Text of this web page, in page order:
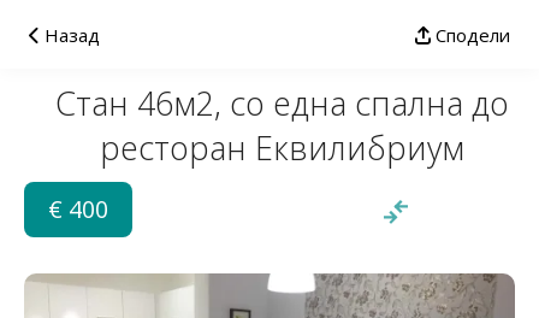
Назад Сподели
Стан 46м2, со една спална до
ресторан Еквилибриум
€ 400